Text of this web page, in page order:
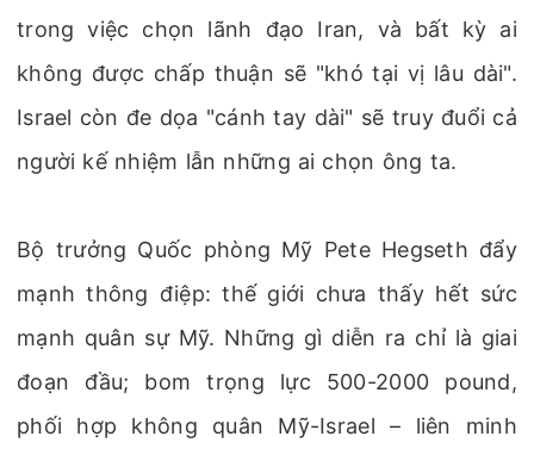
trong việc chọn lãnh đạo Iran, và bất kỳ ai
không được chấp thuận sẽ "khó tại vị lâu dài".
Israel còn đe dọa "cánh tay dài" sẽ truy đuổi cả
người kế nhiệm lẫn những ai chọn ông ta.
Bộ trưởng Quốc phòng Mỹ Pete Hegseth đẩy
mạnh thông điệp: thế giới chưa thấy hết sức
mạnh quân sự Mỹ. Những gì diễn ra chỉ là giai
đoạn đầu; bom trọng lực 500-2000 pound,
phối hợp không quân Mỹ-Israel – liên minh